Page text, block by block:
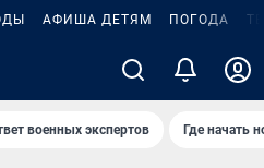
АФИША ДЕТЯМ ПОГОДА
военных экспертов Где начать